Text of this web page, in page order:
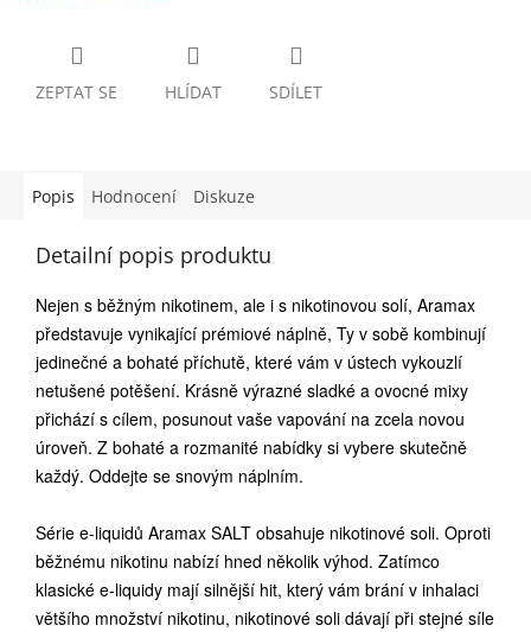
ZEPTAT SE HLÍDAT SDÍLET
Popis Hodnocení Diskuze
Detailní popis produktu
Nejen s běžným nikotinem, ale i s nikotinovou solí, Aramax
představuje vynikající prémiové náplně, Ty v sobě kombinují
jedinečné a bohaté příchutě, které vám v ústech vykouzlí
netušené potěšení. Krásně výrazné sladké a ovocné mixy
přichází s cílem, posunout vaše vapování na zcela novou
úroveň. Z bohaté a rozmanité nabídky si vybere skutečně
každý. Oddejte se snovým náplním.
Série e-liquidů Aramax SALT obsahuje nikotinové soli. Oproti
běžnému nikotinu nabízí hned několik výhod. Zatímco
klasické e-liquidy mají silnější hit, který vám brání v inhalaci
většího množství nikotinu, nikotinové soli dávají při stejné síle